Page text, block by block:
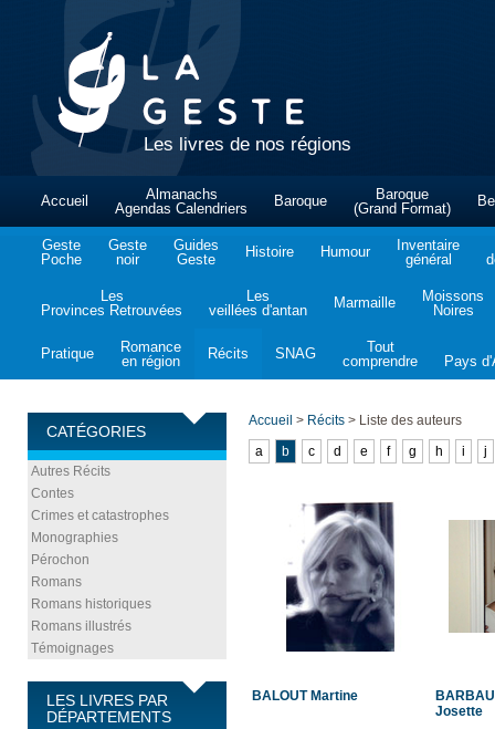
Les livres de nos régions
Accueil
Almanachs
Agendas Calendriers
Baroque
Baroque
(Grand Format)
Geste
Poche
Geste
noir
Guides
Geste
Histoire Humour
Inventaire
général
Les
Provinces Retrouvées
Les
veillées d'antan
Marmaille
Moissons
Noires
Pratique
Romance
en région
Récits SNAG
Tout
comprendre
Pays
CATÉGORIES
Autres Récits
Contes
Crimes et catastrophes
Monographies
Pérochon
Romans
Romans historiques
Romans illustrés
Témoignages
LES LIVRES PAR
DÉPARTEMENTS
Accueil > Récits > Liste des auteurs
a
b c d e f g h i j
BALOUT Martine
Josette